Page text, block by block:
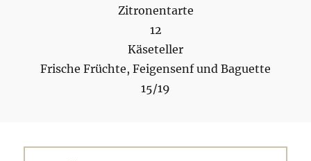
Zitronentarte
12
Käseteller
Frische Früchte, Feigensenf und Baguette
15/19